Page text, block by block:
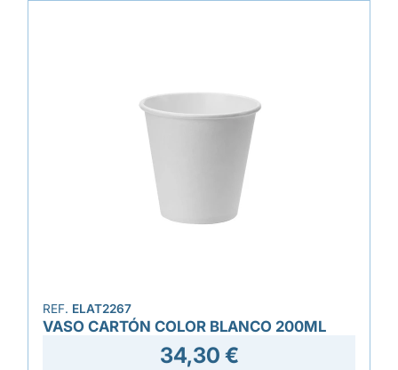
REF. ELAT2267
VASO CARTÓN COLOR BLANCO 200ML
34,30 €